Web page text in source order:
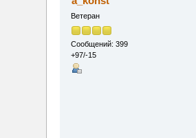
Ветеран
Сообщений: 399
+97/-15